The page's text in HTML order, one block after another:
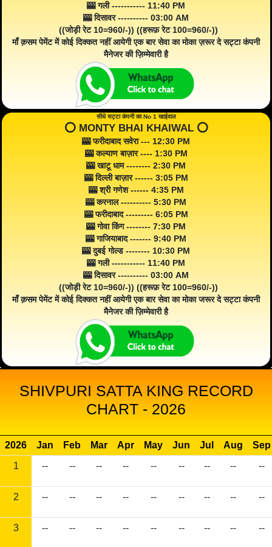
🎰 गली ----------- 11:40 PM
🎰 दिसावर ---------- 03:00 AM
((जोड़ी रेट 10=960/-)) ((हरूफ़ रेट 100=960/-))
माँ क़सम पेमेंट में कोई दिक्कत नहीं आयेगी एक बार सेवा का मोका ज़रूर दे सट्टा कंपनी
मैनेजर की ज़िम्मेवारी है
सीधे सट्टा कंपनी का No 1 खाईवाल
⭕️ MONTY BHAI KHAIWAL ⭕️
🎰 फरीदाबाद सवेरा --- 12:30 PM
🎰 कल्याण बाज़ार ---- 1:30 PM
🎰 खाटू धाम -------- 2:30 PM
🎰 दिल्ली बाज़ार ------ 3:05 PM
🎰 श्री गणेश ------ 4:35 PM
🎰 करनाल ---------- 5:30 PM
🎰 फरीदाबाद --------- 6:05 PM
🎰 गोवा किंग -------- 7:30 PM
🎰 गाजियाबाद ------- 9:40 PM
🎰 दुबई गोल्ड -------- 10:30 PM
🎰 गली ----------- 11:40 PM
🎰 दिसावर ---------- 03:00 AM
((जोड़ी रेट 10=960/-)) ((हरूफ़ रेट 100=960/-))
माँ क़सम पेमेंट में कोई दिक्कत नहीं आयेगी एक बार सेवा का मोका जरूर दे सट्टा कंपनी
मैनेजर की ज़िम्मेवारी है
SHIVPURI SATTA KING RECORD
CHART - 2026
2026 Jan Feb Mar Apr May Jun Jul Aug
Sep
1
-- -- -- -- -- -- -- -- --
2 -- -- -- -- -- -- -- -- --
3 -- -- -- -- -- -- -- -- --